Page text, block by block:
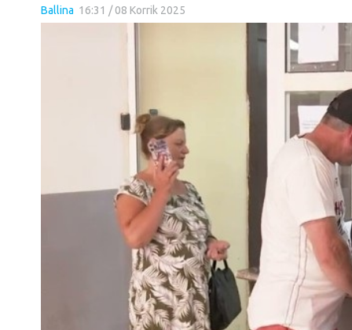
Ballina 16:31 / 08 Korrik 2025